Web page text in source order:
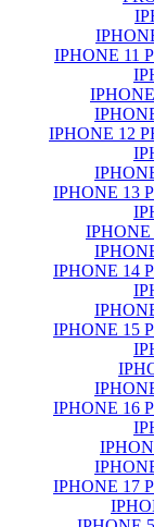
IPHONE 11
IPHONE 12
IPHONE 13
IPHONE
IPHONE 14
IPHONE 15
IPHONE 16
IPHONE 17